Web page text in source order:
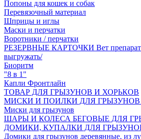
Попоны для кошек и собак
Перевязочный материал
Шприцы и иглы
Маски и перчатки
Воротники / перчатки
РЕЗЕРВНЫЕ КАРТОЧКИ Вет
выгружать/
Биоритм
"8 в 1"
Капли Фронтлайн
ТОВАР ДЛЯ ГРЫЗУНОВ И ХОРЬКОВ
МИСКИ И ПОИЛКИ ДЛЯ ГРЫЗУНОВ
Миски для грызунов
ШАРЫ И КОЛЕСА БЕГОВЫЕ ДЛЯ
ДОМИКИ, КУПАЛКИ ДЛЯ
Домики для грызунов деревянные, из